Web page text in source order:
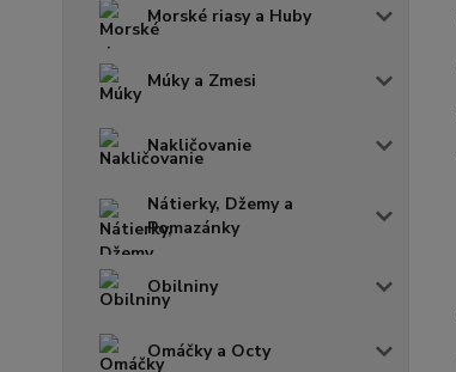
Morské riasy a Huby
Múky a Zmesi
Nakličovanie
Nátierky, Džemy a
Pomazánky
Obilniny
Omáčky a Octy